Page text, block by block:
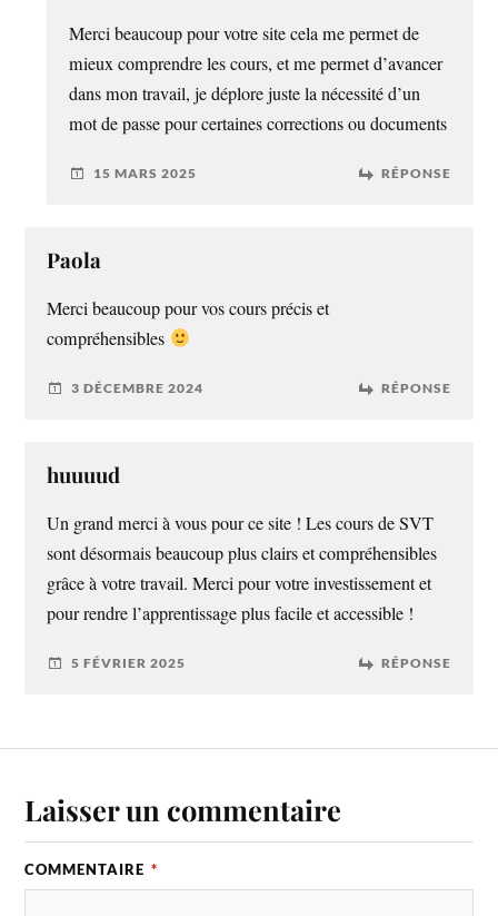
Merci beaucoup pour votre site cela me permet de
mieux comprendre les cours, et me permet d’avancer
dans mon travail, je déplore juste la nécessité d’un
mot de passe pour certaines corrections ou documents
15 MARS 2025 RÉPONSE
Paola
Merci beaucoup pour vos cours précis et
compréhensibles
3 DÉCEMBRE 2024 RÉPONSE
huuuud
Un grand merci à vous pour ce site ! Les cours de SVT
sont désormais beaucoup plus clairs et compréhensibles
grâce à votre travail. Merci pour votre investissement et
pour rendre l’apprentissage plus facile et accessible !
5 FÉVRIER 2025 RÉPONSE
Laisser un commentaire
COMMENTAIRE *